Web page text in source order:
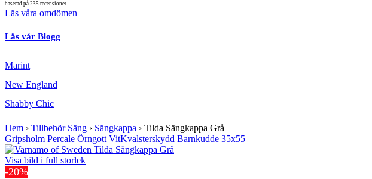
baserad på 235 recensioner
Läs våra omdömen
Läs vår Blogg
Marint
New England
Shabby Chic
Hem › Tillbehör Säng › Sängkappa › Tilda Sängkappa Grå
Gripsholm Percale Örngott VitKvalsterskydd Barnkudde 35x55
Visa bild i full storlek
-20%